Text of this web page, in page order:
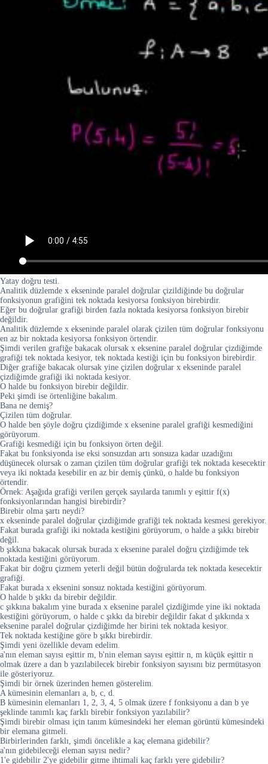
Yatay doğru testi.
Analitik düzlemde x ekseninde paralel doğrular çizildiğinde bu doğrular
fonksiyonun grafiğini tek noktada kesiyorsa fonksiyon birebirdir.
Eğer bu doğrular grafiği birden fazla noktada kesiyorsa fonksiyon birebir
değildir.
Analitik düzlemde x ekseninde paralel olarak çizilen tüm doğrular fonksiyonu
en az bir noktada kesiyorsa fonksiyon örtendir.
Şimdi verilen grafiğe bakacak olursak x eksenine paralel doğrular çizdiğimde
grafiği tek noktada kesiyor, tek noktada kestiği için bu fonksiyon birebirdir.
Diğer grafiğe bakacak olursak yine çizilen doğrular x ekseninde paralel
çizdiğimde grafiği iki noktada kesiyor.
O halde bu fonksiyon birebir değildir.
Peki şimdi ise örtenliğine bakalım.
Bana ne demiş?
Çizilen tüm doğrular.
O halde ben şöyle doğru çizdiğimde x eksenine paralel grafiği kesmediğini
görüyorum.
Grafiği kesmediği için bu fonksiyon örten değil.
Fakat bu fonksiyonda ise eksi sonsuzdan artı sonsuza kadar uzadığını
düşünecek olursak o zaman çizilen tüm doğrular grafiği tek noktada kesecektir
veya iki noktada kesebilir en az bir demiş çünkü, o halde bu fonksiyon
örtendir.
Örnek: Aşağıda grafiği verilen gerçek sayılarda tanımlı y eşittir f(x)
fonksiyonlarından hangisi birebirdir?
Birebir olma şartı neydi?
x ekseninde paralel doğrular çizdiğimde grafiği tek noktada kesmesi gerekiyor.
Fakat burada grafiği iki noktada kestiğini görüyorum, o halde a şıkkı birebir
değil.
b şıkkına bakacak olursak burada x eksenine paralel doğru çizdiğimde tek
noktada kestiğini görüyorum.
Fakat bir doğru çizmem yeterli değil bütün doğrularda tek noktada kesecektir
grafiği.
Fakat burada x eksenini sonsuz noktada kestiğini görüyorum.
O halde b şıkkı da birebir değildir.
c şıkkına bakalım yine burada x eksenine paralel çizdiğimde yine iki noktada
kestiğini görüyorum, o halde c şıkkı da birebir değildir fakat d şıkkında x
eksenine paralel doğrular çizdiğimde her birini tek noktada kesiyor.
Tek noktada kestiğine göre b şıkkı birebirdir.
Şimdi yeni özellikle devam edelim.
a'nın eleman sayısı eşittir m, b'nin eleman sayısı eşittir n, m küçük eşittir n
olmak üzere a dan b yazılabilecek birebir fonksiyon sayısını biz permütasyon
ile gösteriyoruz.
Şimdi bir örnek üzerinden hemen gösterelim.
A kümesinin elemanları a, b, c, d.
B kümesinin elemanları 1, 2, 3, 4, 5 olmak üzere f fonksiyonu a dan b ye
şeklinde tanımlı kaç farklı birebir fonksiyon yazılabilir?
Şimdi birebir olması için tanım kümesindeki her eleman görüntü kümesindeki
bir elemana gitmeli.
Birbirlerinden farklı, şimdi öncelikle a kaç elemana gidebilir?
a'nın gidebileceği eleman sayısı nedir?
1'e gidebilir 2'ye gidebilir gitme ihtimali kaç farklı yere gidebilir?